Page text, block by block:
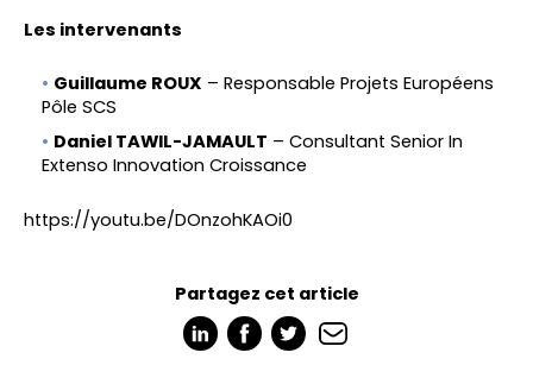
Les intervenants
Guillaume ROUX – Responsable Projets Européens
Pôle SCS
Daniel TAWIL-JAMAULT – Consultant Senior In
Extenso Innovation Croissance
https://youtu.be/DOnzohKAOi0
Partagez cet article